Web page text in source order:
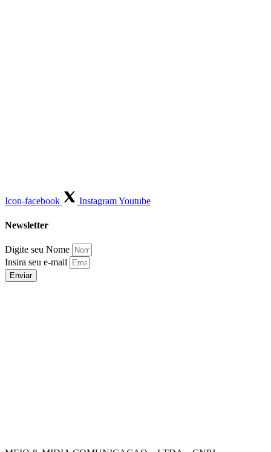
Icon-facebook InstagramYoutube
Newsletter
Digite seu Nome
Insira seu e-mail
Enviar